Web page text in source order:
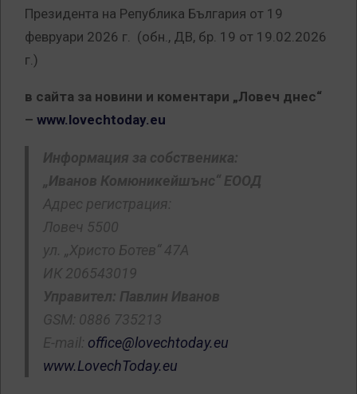
Президента на Република България от 19
февруари 2026 г. (обн., ДВ, бр. 19 от 19.02.2026
г.)
в сайта за новини и коментари „Ловеч днес“
– www.lovechtoday.eu
Информация за собственика:
„Иванов Комюникейшънс“ ЕООД
Адрес регистрация:
Ловеч 5500
ул. „Христо Ботев“ 47А
ИК 206543019
Управител: Павлин Иванов
GSM: 0886 735213
E-mail: office@lovechtoday.eu
www.LovechToday.eu